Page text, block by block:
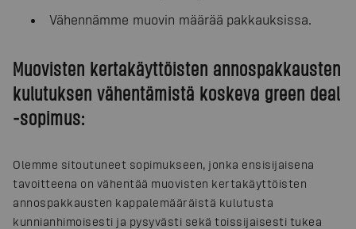
Vähennämme muovin määrää pakkauksissa.
Muovisten kertakäyttöisten annospakkausten
kulutuksen vähentämistä koskeva green deal
-sopimus:
Olemme sitoutuneet sopimukseen, jonka ensisijaisena
tavoitteena on vähentää muovisten kertakäyttöisten
annospakkausten kappalemääräistä kulutusta
kunnianhimoisesti ja pysyvästi sekä toissijaisesti tukea